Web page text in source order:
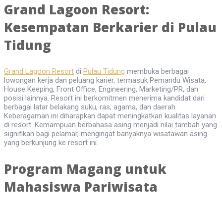
Grand Lagoon Resort:
Kesempatan Berkarier di Pulau
Tidung
Grand Lagoon Resort di Pulau Tidung membuka berbagai
lowongan kerja dan peluang karier, termasuk Pemandu Wisata,
House Keeping, Front Office, Engineering, Marketing/PR, dan
posisi lainnya. Resort ini berkomitmen menerima kandidat dari
berbagai latar belakang suku, ras, agama, dan daerah.
Keberagaman ini diharapkan dapat meningkatkan kualitas layanan
di resort. Kemampuan berbahasa asing menjadi nilai tambah yang
signifikan bagi pelamar, mengingat banyaknya wisatawan asing
yang berkunjung ke resort ini.
Program Magang untuk
Mahasiswa Pariwisata